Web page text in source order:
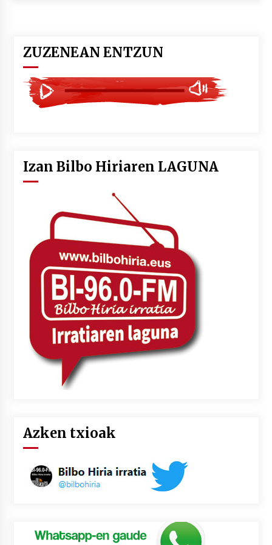
Tiga, Twisted Teens, Underscores, Habia
2026/07/02
ZUZENEAN ENTZUN
Izan Bilbo Hiriaren LAGUNA
Azken txioak